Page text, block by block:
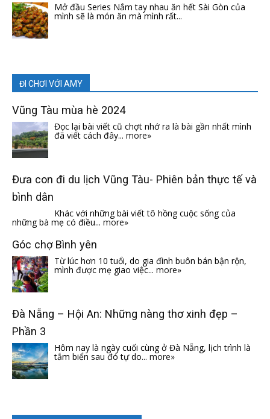
Mở đầu Series Nắm tay nhau ăn hết Sài Gòn của
mình sẽ là món ăn mà mình rất...
ĐI CHƠI VỚI AMY
Vũng Tàu mùa hè 2024
Đọc lại bài viết cũ chợt nhớ ra là bài gần nhất mình
đã viết cách đây... more»
Đưa con đi du lịch Vũng Tàu- Phiên bản thực tế và
bình dân
Khác với những bài viết tô hồng cuộc sống của
những bà mẹ có điều... more»
Góc chợ Bình yên
Từ lúc hơn 10 tuổi, do gia đình buôn bán bận rộn,
mình được mẹ giao việc... more»
Đà Nẵng – Hội An: Những nàng thơ xinh đẹp –
Phần 3
Hôm nay là ngày cuối cùng ở Đà Nẵng, lịch trình là
tắm biển sau đó tự do... more»